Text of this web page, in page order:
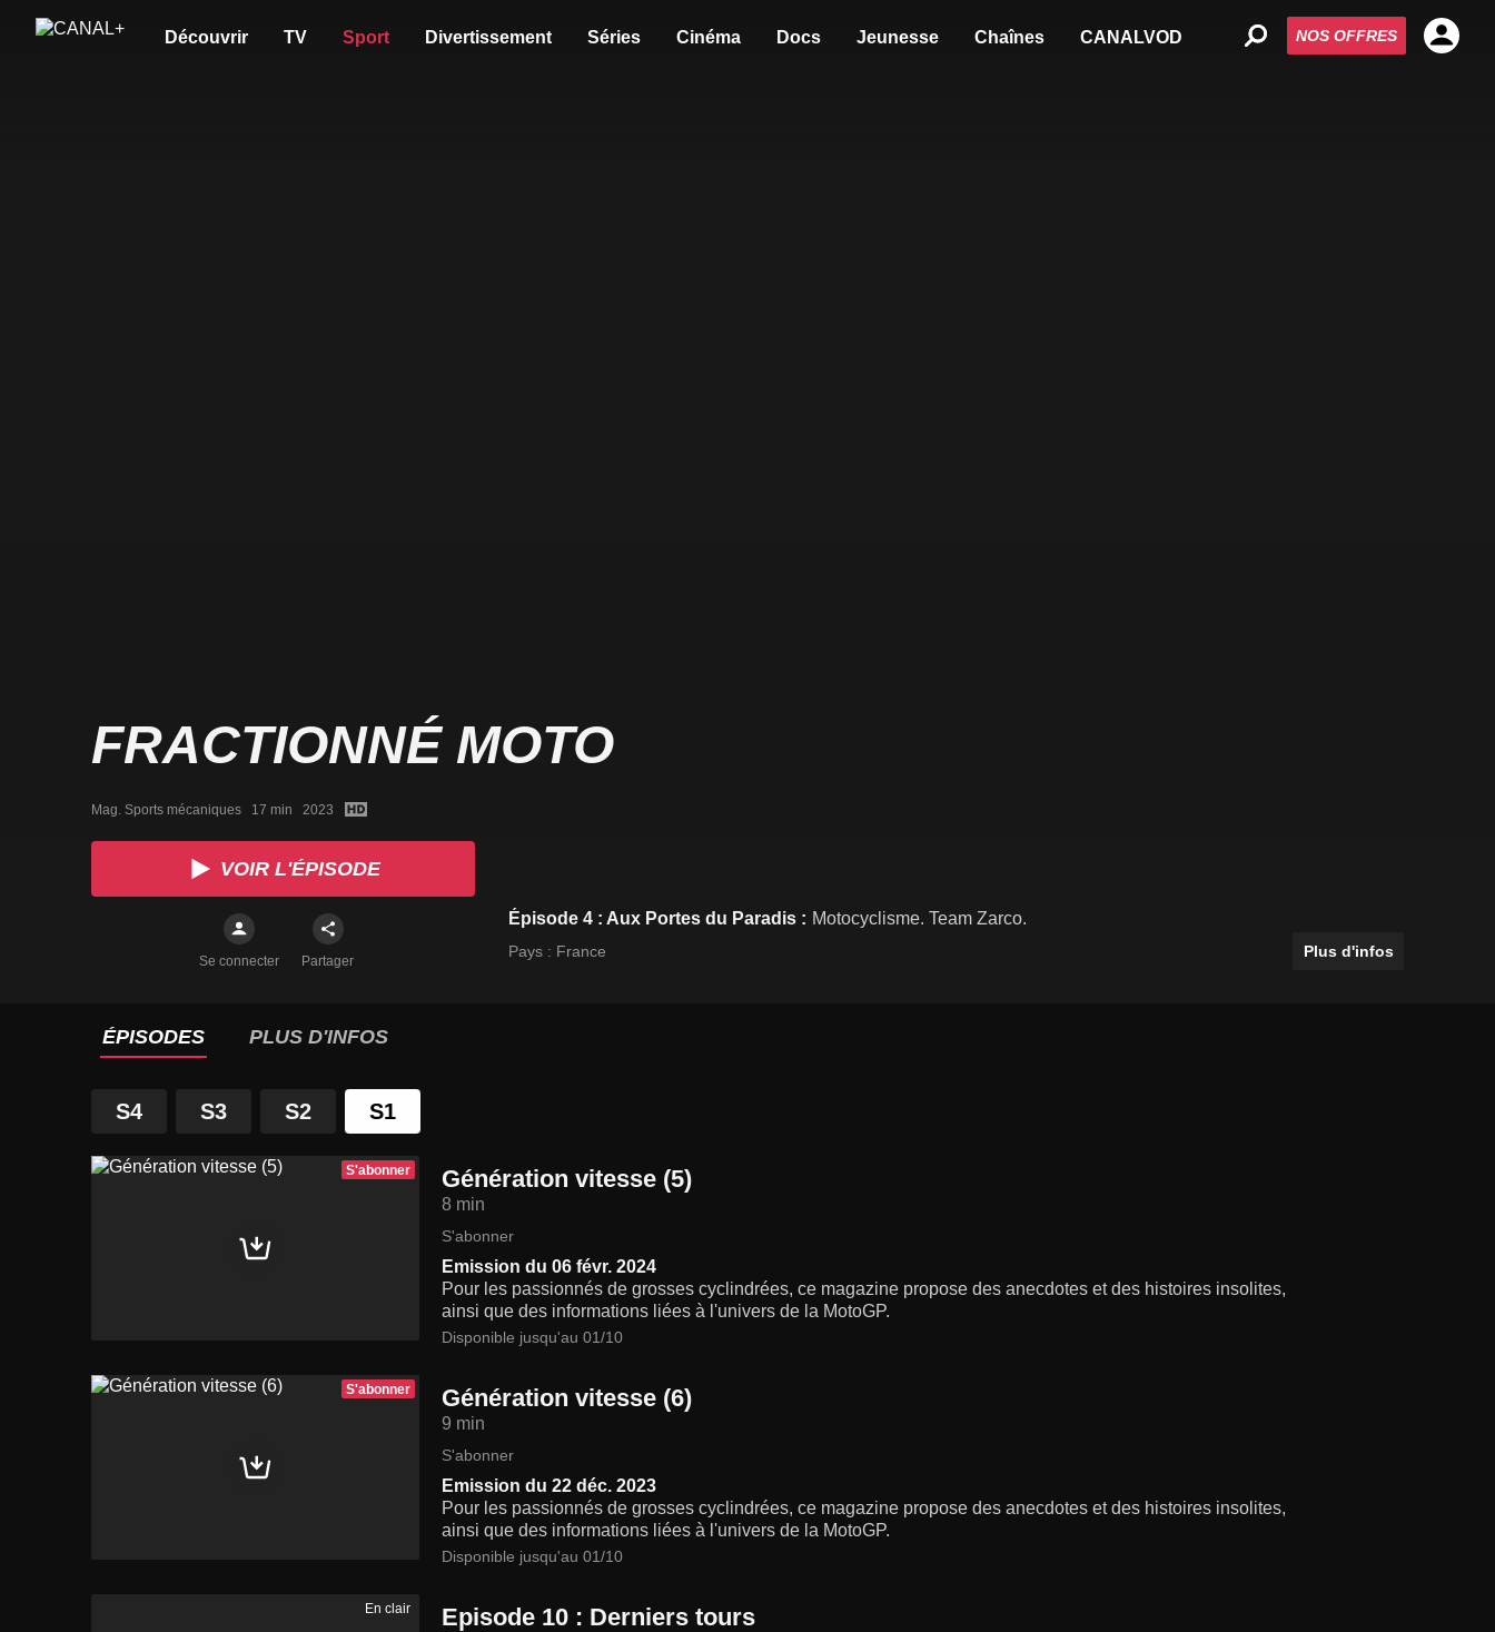
Découvrir TV Sport Divertissement Séries Cinéma Docs Jeunesse Chaînes CANALVOD NOS OFFRES
FRACTIONNÉ MOTO
Mag. Sports mécaniques   17 min   2023
VOIR L'ÉPISODE
Se connecter Partager
Épisode 4 : Aux Portes du Paradis : Motocyclisme. Team Zarco.
Pays : France Plus d'infos
ÉPISODES PLUS D'INFOS
S4 S3 S2 S1
S'abonner Génération vitesse (5)
8 min
S'abonner
Emission du 06 févr. 2024
Pour les passionnés de grosses cyclindrées, ce magazine propose des anecdotes et des histoires insolites,
ainsi que des informations liées à l'univers de la MotoGP.
Disponible jusqu'au 01/10
S'abonner Génération vitesse (6)
9 min
S'abonner
Emission du 22 déc. 2023
Pour les passionnés de grosses cyclindrées, ce magazine propose des anecdotes et des histoires insolites,
ainsi que des informations liées à l'univers de la MotoGP.
Disponible jusqu'au 01/10
En clair Episode 10 : Derniers tours